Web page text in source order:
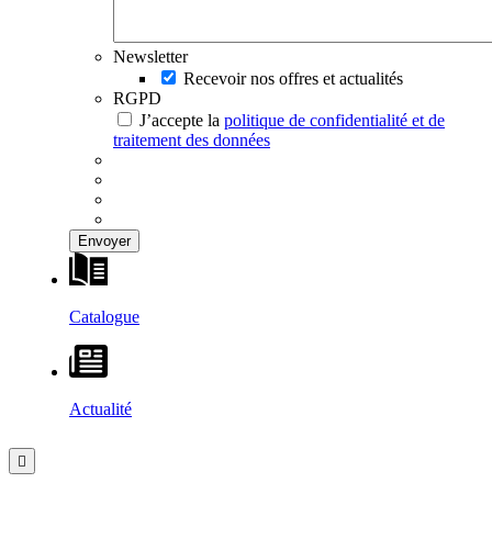
Newsletter
Recevoir nos offres et actualités
RGPD
J’accepte la politique de confidentialité et de
traitement des données
Catalogue
Actualité